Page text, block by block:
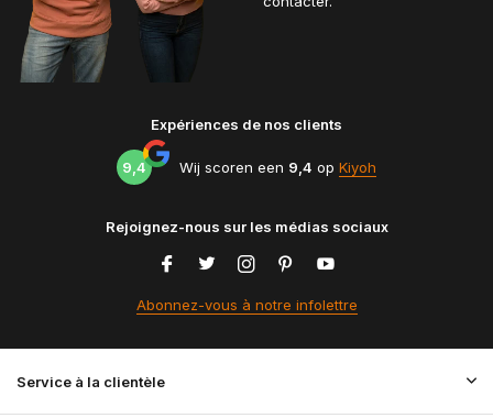
Expériences de nos clients
9,4 Wij scoren een 9,4 op Kiyoh
Rejoignez-nous sur les médias sociaux
Abonnez-vous à notre infolettre
Service à la clientèle